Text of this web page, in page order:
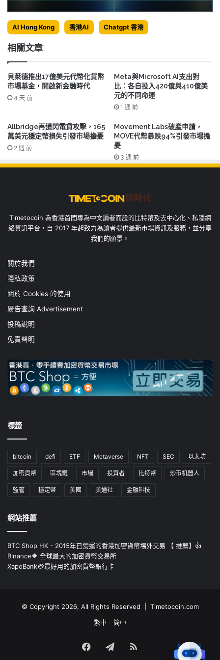
AI Hong Kong 香港AI Chatgpt 香港
相關文章
貝萊德推出17億美元代幣化貨幣
市場基金，開啟新金融時代
4 天 前
Meta與Microsoft AI支出對
比：各自投入420億與410億美
元的不同命運
1 週 前
Allbridge再遭閃電貸攻擊，165
萬美元穩定幣損失引發市場擔憂
2 週 前
Movement Labs破產申請，
MOVE代幣暴跌94%引發市場擔
憂
3 週 前
Timetocoin 為香港首間專為中文讀者而設的比特幣及去中心化、私隱網
絡資訊平台，自 2017 年起致力為讀者提供最新市場資訊及服務，並分享
我們的願景。
關於我們
隱私政策
關於 Cookies 的使用
廣告查詢 Advertisement
投稿說明
免責聲明
標籤
bitcoin defi ETF Metaverse NFT SEC 以太坊
加密貨幣 區塊鏈 市場 投資者 比特幣 炒币机器人
監管 穩定幣 美國 美通社 金融科技
網站推薦
BTC Shop HK - 2015年已營運的香港加密貨幣埸外交易 【 推薦】👍
Binance🔶 全球最大的加密貨幣交易所
XapoBank💳最好用的加密貨幣銀行卡
© Copyright 2026, All Rights Reserved | Timetocoin.com
繁中
簡中
FacebookTelegram
RSS